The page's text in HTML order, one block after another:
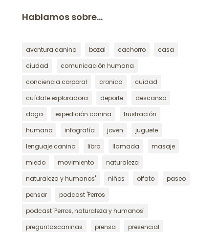
Hablamos sobre…
aventura canina bozal cachorro
casa
ciudad
comunicación humana
conciencia corporal
cronica
cuidad
cuídate exploradora
deporte
descanso
doga
expedición canina
frustración
humano
infografía joven
juguete
lenguaje canino
libro llamada
masaje
miedo
movimiento
naturaleza
naturaleza y humanos'
niños olfato
paseo
pensar
podcast 'Perros
podcast 'Perros, naturaleza y humanos'
preguntascaninas
prensa
presencial